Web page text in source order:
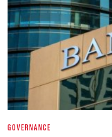
GOVERNANCE